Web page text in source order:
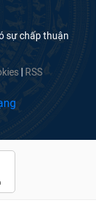
sự chấp thuận
RSS